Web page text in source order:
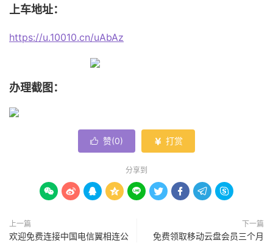
上车地址：
https://u.10010.cn/uAbAz
办理截图：
 赞(0)  打赏
分享到
        
上一篇
欢迎免费连接中国电信翼相连公
下一篇
免费领取移动云盘会员三个月